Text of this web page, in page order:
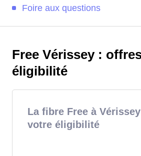
Foire aux questions
Free Vérissey :
éligibilité
La fibre Free à
votre éligibilité